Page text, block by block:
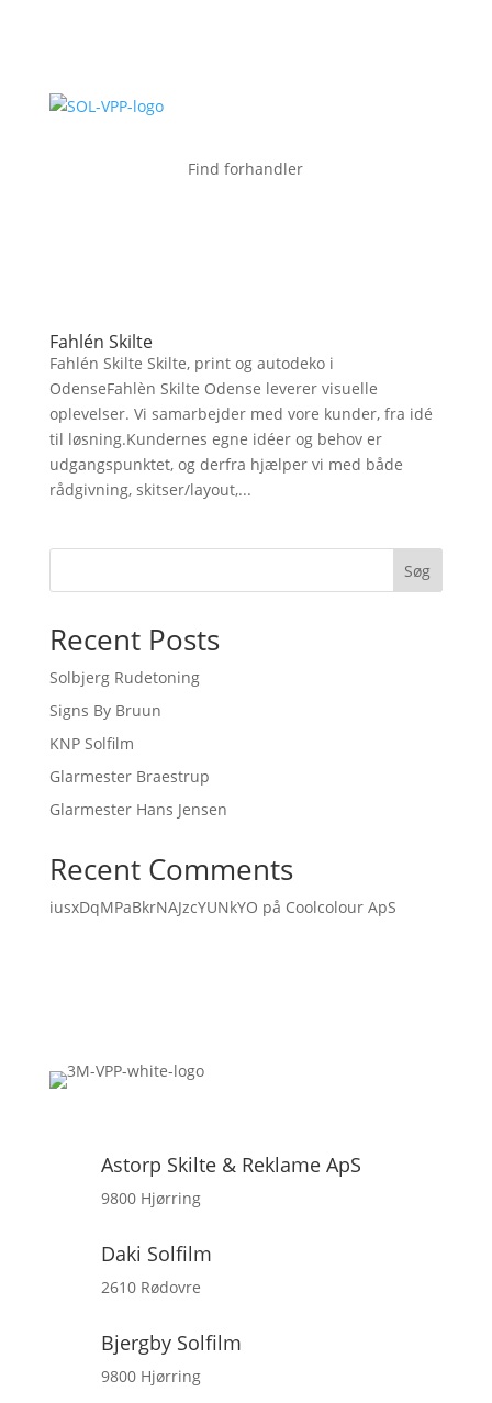
Find forhandler
Fahlén Skilte
Fahlén Skilte Skilte, print og autodeko i
OdenseFahlèn Skilte Odense leverer visuelle
oplevelser. Vi samarbejder med vore kunder, fra idé
til løsning.Kundernes egne idéer og behov er
udgangspunktet, og derfra hjælper vi med både
rådgivning, skitser/layout,...
Søg
Recent Posts
Solbjerg Rudetoning
Signs By Bruun
KNP Solfilm
Glarmester Braestrup
Glarmester Hans Jensen
Recent Comments
iusxDqMPaBkrNAJzcYUNkYO på Coolcolour ApS
Astorp Skilte & Reklame ApS
9800 Hjørring
Daki Solfilm
2610 Rødovre
Bjergby Solfilm
9800 Hjørring